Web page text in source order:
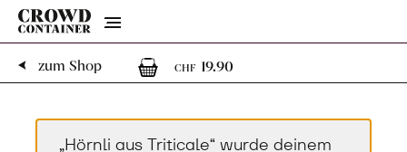
Menu
zum Shop
CHF 19.90
„Hörnli aus Triticale“ wurde deinem